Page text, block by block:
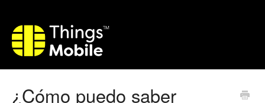
¿Cómo puedo saber